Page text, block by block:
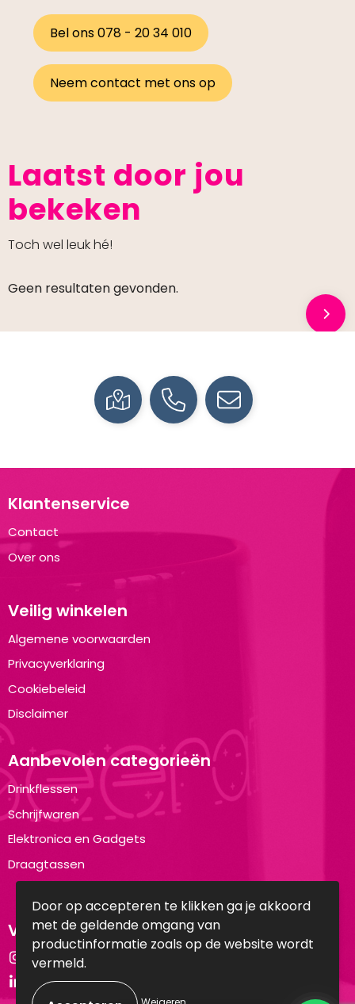
Bel ons 078 - 20 34 010
Neem contact met ons op
Laatst door jou
bekeken
Toch wel leuk hé!
Geen resultaten gevonden.
Klantenservice
Contact
Over ons
Veilig winkelen
Algemene voorwaarden
Privacyverklaring
Cookiebeleid
Disclaimer
Aanbevolen categorieën
Drinkflessen
Schrijfwaren
Elektronica en Gadgets
Draagtassen
Volg ons op:
Instagram
LinkedIn
Door op accepteren te klikken ga je akkoord
met de geldende omgang van
productinformatie zoals op de website wordt
vermeld.